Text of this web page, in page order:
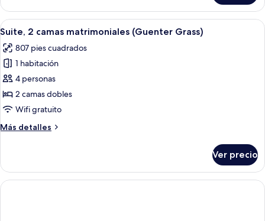
doble
Deluxe
Abrir
todas
las
fotos
de
Suite,
2
matrimoniales
Un salón amplio con una mesa de
9
Suite, 2 camas matrimoniales (Guenter Grass)
807 pies cuadrados
1 habitación
4 personas
2 camas dobles
Wifi gratuito
Más detalles
Más
2
camas
matrimoniales
Ver precio